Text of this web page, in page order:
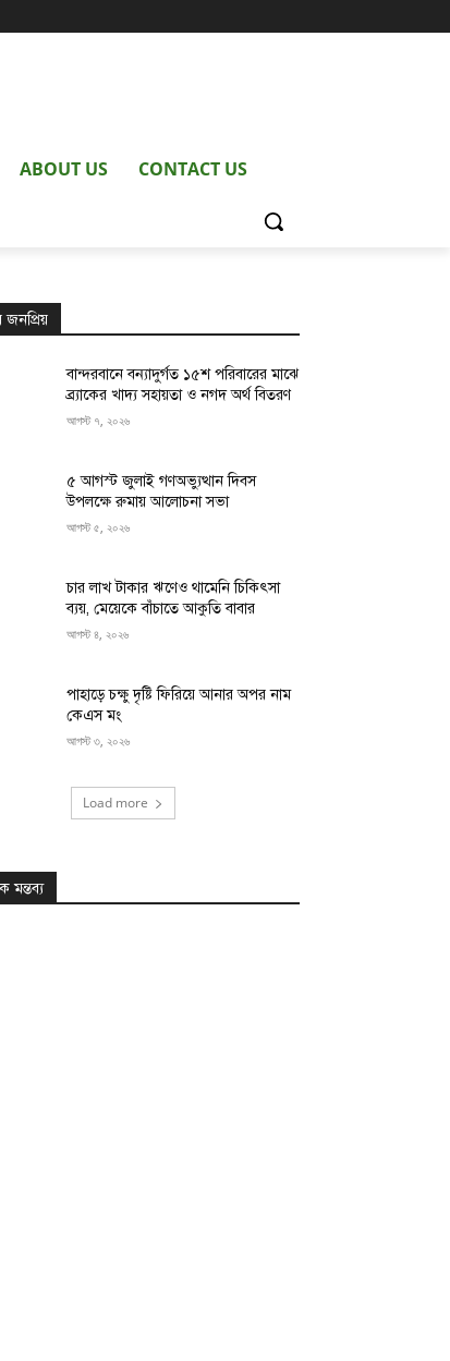
ABOUT US CONTACT US
জনপ্রিয়
বান্দরবানে বন্যাদুর্গত ১৫শ পরিবারের মাঝে
ব্র্যাকের খাদ্য সহায়তা ও নগদ অর্থ বিতরণ
আগস্ট ৭, ২০২৬
৫ আগস্ট জুলাই গণঅভ্যুত্থান দিবস
উপলক্ষে রুমায় আলোচনা সভা
আগস্ট ৫, ২০২৬
চার লাখ টাকার ঋণেও থামেনি চিকিৎসা
ব্যয়, মেয়েকে বাঁচাতে আকুতি বাবার
আগস্ট ৪, ২০২৬
পাহাড়ে চক্ষু দৃষ্টি ফিরিয়ে আনার অপর নাম
কেএস মং
আগস্ট ৩, ২০২৬
Load more
মন্তব্য